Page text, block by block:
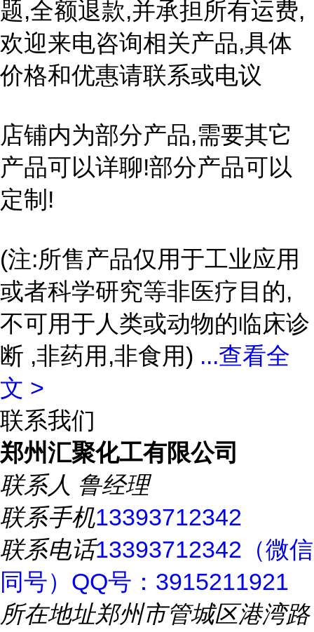
题,全额退款,并承担所有运费,
欢迎来电咨询相关产品,具体
价格和优惠请联系或电议
店铺内为部分产品,需要其它
产品可以详聊!部分产品可以
定制!
(注:所售产品仅用于工业应用
或者科学研究等非医疗目的,
不可用于人类或动物的临床诊
断 ,非药用,非食用) ...查看全
文 >
联系我们
郑州汇聚化工有限公司
联系人 鲁经理
联系手机13393712342
联系电话13393712342（微信
同号）QQ号：3915211921
所在地址郑州市管城区港湾路